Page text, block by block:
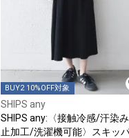
BUY2 10%OFF対象
SHIPS any
SHIPS any:〈接触冷感/汗染
止加工/洗濯機可能〉スキッ